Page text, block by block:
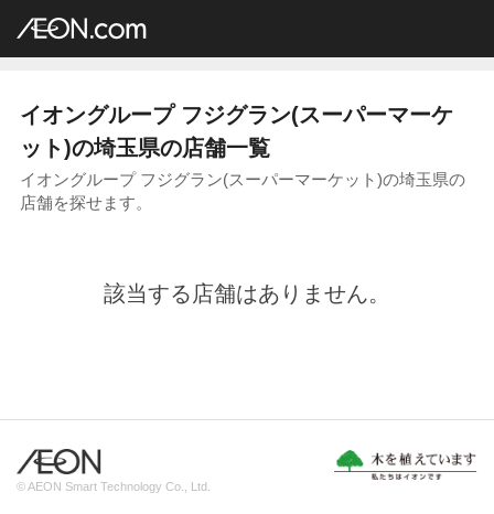
イオングループ店舗一覧
イオングループ フジグラン(スーパーマーケ
ット)の埼玉県の店舗一覧
イオングループ フジグラン(スーパーマーケット)の埼玉県の
店舗を探せます。
該当する店舗はありません。
© AEON Smart Technology Co., Ltd.